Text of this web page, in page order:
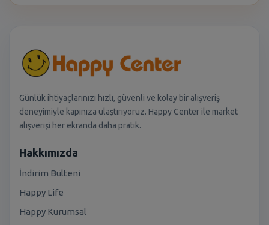
Günlük ihtiyaçlarınızı hızlı, güvenli ve kolay bir alışveriş
deneyimiyle kapınıza ulaştırıyoruz. Happy Center ile market
alışverişi her ekranda daha pratik.
Hakkımızda
İndirim Bülteni
Happy Life
Happy Kurumsal